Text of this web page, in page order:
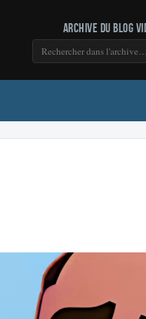
Archive du blog